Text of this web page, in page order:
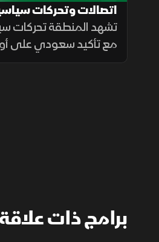
اتصالات وتحركات
التصعيد في الشرق
تشهد المنطقة تحركات
مع تأكيد سعودي على
أميركي عن إلغاء هجوم
برامج ذات علاقة